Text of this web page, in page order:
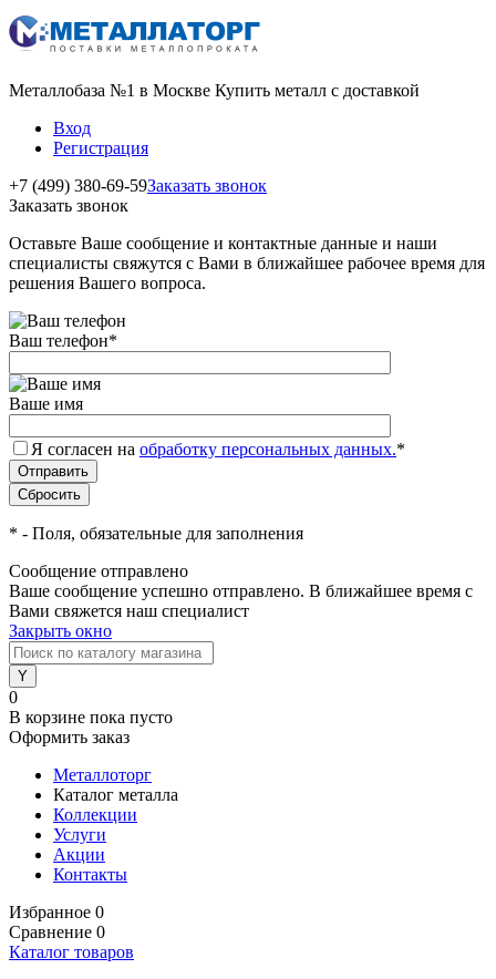
Металлобаза №1 в Москве Купить металл с доставкой
Вход
Регистрация
+7 (499) 380-69-59Заказать звонок
Заказать звонок
Оставьте Ваше сообщение и контактные данные и наши
специалисты свяжутся с Вами в ближайшее рабочее время для
решения Вашего вопроса.
Ваш телефон*
Ваше имя
Я согласен на обработку персональных данных.*
* - Поля, обязательные для заполнения
Сообщение отправлено
Ваше сообщение успешно отправлено. В ближайшее время с
Вами свяжется наш специалист
Закрыть окно
0
В корзине пока пусто
Оформить заказ
Металлоторг
Каталог металла
Коллекции
Услуги
Акции
Контакты
Избранное 0
Сравнение 0
Каталог товаров